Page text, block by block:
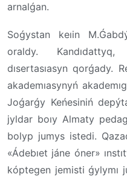
arnalǵan.
Soǵystan keıin
oraldy.
dısertasıasyn qorǵady.
akademıasynyń
Joǵarǵy Keńesiniń
jyldar boıy Almaty
bolyp jumys istedi.
«Ádebıet jáne óner»
kóptegen jemisti ǵylymı